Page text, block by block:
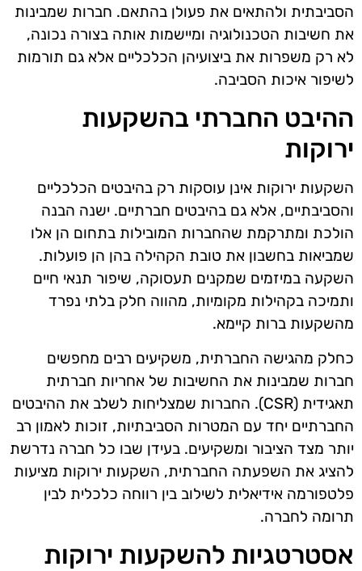
הסביבתית ולהתאים את פעולן בהתאם. חברות שמבינות
את חשיבות הטכנולוגיה ומיישמות אותה בצורה נכונה,
לא רק משפרות את ביצועיהן הכלכליים אלא גם תורמות
לשיפור איכות הסביבה.
ההיבט החברתי בהשקעות
ירוקות
השקעות ירוקות אינן עוסקות רק בהיבטים הכלכליים
והסביבתיים, אלא גם בהיבטים חברתיים. ישנה הבנה
הולכת ומתרקמת שהחברות המובילות בתחום הן אלו
שמביאות בחשבון את טובת הקהילה בהן הן פועלות.
השקעה במיזמים שמקנים תעסוקה, שיפור תנאי חיים
ותמיכה בקהילות מקומיות, מהווה חלק בלתי נפרד
מהשקעות ברות קיימא.
כחלק מהגישה החברתית, משקיעים רבים מחפשים
חברות שמבינות את החשיבות של אחריות חברתית
תאגידית (CSR). החברות שמצליחות לשלב את ההיבטים
החברתיים יחד עם המטרות הסביבתיות, זוכות לאמון רב
יותר מצד הציבור ומשקיעים. בעידן שבו כל חברה נדרשת
להציג את השפעתה החברתית, השקעות ירוקות מציעות
פלטפורמה אידיאלית לשילוב בין רווחה כלכלית לבין
תרומה לחברה.
אסטרטגיות להשקעות ירוקות